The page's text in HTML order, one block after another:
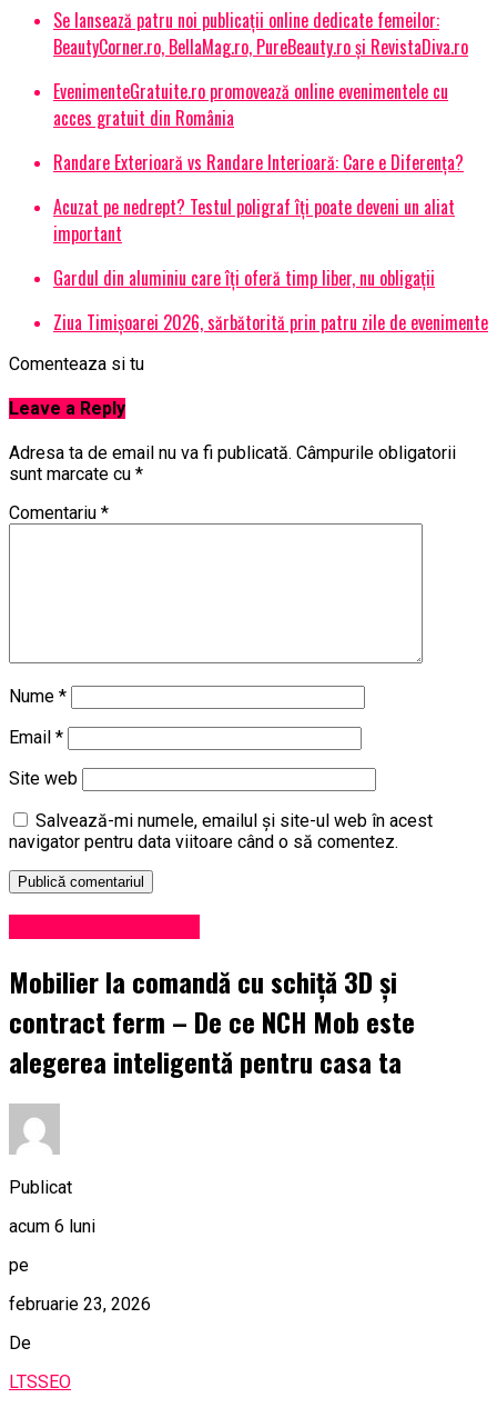
Se lansează patru noi publicații online dedicate femeilor:
BeautyCorner.ro, BellaMag.ro, PureBeauty.ro și RevistaDiva.ro
EvenimenteGratuite.ro promovează online evenimentele cu
acces gratuit din România
Randare Exterioară vs Randare Interioară: Care e Diferența?
Acuzat pe nedrept? Testul poligraf îţi poate deveni un aliat
important
Gardul din aluminiu care îți oferă timp liber, nu obligații
Ziua Timișoarei 2026, sărbătorită prin patru zile de evenimente
Comenteaza si tu
Leave a Reply
Adresa ta de email nu va fi publicată. Câmpurile obligatorii
sunt marcate cu *
Comentariu *
Nume *
Email *
Site web
Salvează-mi numele, emailul și site-ul web în acest
navigator pentru data viitoare când o să comentez.
Mobilier la comandă cu schiță 3D și
contract ferm – De ce NCH Mob este
alegerea inteligentă pentru casa ta
Publicat
acum 6 luni
pe
februarie 23, 2026
De
LTSSEO